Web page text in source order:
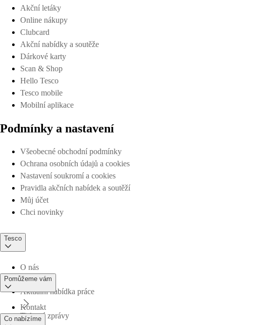
Akční letáky
Online nákupy
Clubcard
Akční nabídky a soutěže
Dárkové karty
Scan & Shop
Hello Tesco
Tesco mobile
Mobilní aplikace
Podmínky a nastavení
Všeobecné obchodní podmínky
Ochrana osobních údajů a cookies
Nastavení soukromí a cookies
Pravidla akčních nabídek a soutěží
Můj účet
Chci novinky
Tesco
O nás
Aktuální nabídka práce
Tiskové zprávy
Pomůžeme vám
Kontakt
Co nabízíme